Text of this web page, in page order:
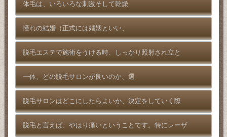
体毛は、いろいろな刺激そして乾燥
憧れの結婚（正式には婚姻といい、
脱毛エステで施術をうける時、しっかり照射され立と
一体、どの脱毛サロンが良いのか、選
脱毛サロンはどこにしたらよいか、決定をしていく際
脱毛と言えば、やはり痛いということです。特にレーザ